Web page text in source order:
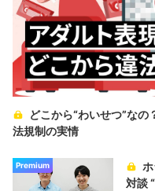
どこから“わいせつ”な
法規制の実情
Premium
対談